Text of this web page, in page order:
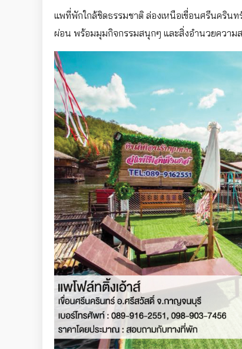
แพที่พักใกล้ชิดธรรมชาติ ล่องเหนือเขื่อนศรีนคริน
ผ่อน พร้อมมุมกิจกรรมสนุกๆ และสิ่งอำนวยความ